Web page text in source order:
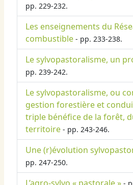
pp. 229-232.
Les enseignements du
combustible - pp. 233-238.
Le sylvopastoralisme, un
pp. 239-242.
Le sylvopastoralisme, ou
gestion forestière et
triple bénéfice de la forêt,
territoire - pp. 243-246.
Une (r)évolution
pp. 247-250.